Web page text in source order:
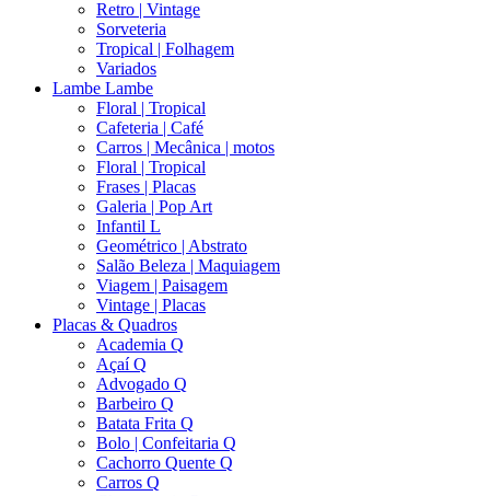
Retro | Vintage
Sorveteria
Tropical | Folhagem
Variados
Lambe Lambe
Floral | Tropical
Cafeteria | Café
Carros | Mecânica | motos
Floral | Tropical
Frases | Placas
Galeria | Pop Art
Infantil L
Geométrico | Abstrato
Salão Beleza | Maquiagem
Viagem | Paisagem
Vintage | Placas
Placas & Quadros
Academia Q
Açaí Q
Advogado Q
Barbeiro Q
Batata Frita Q
Bolo | Confeitaria Q
Cachorro Quente Q
Carros Q